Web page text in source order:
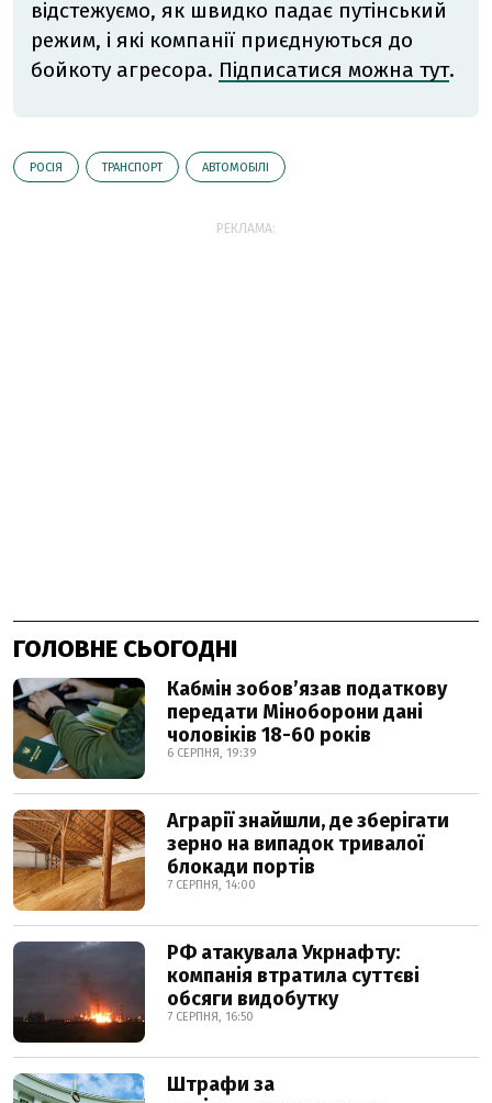
відстежуємо, як швидко падає путінський
режим, і які компанії приєднуються до
бойкоту агресора. Підписатися можна тут.
РОСІЯ ТРАНСПОРТ АВТОМОБІЛІ
РЕКЛАМА:
ГОЛОВНЕ СЬОГОДНІ
Кабмін зобовʼязав податкову
передати Міноборони дані
чоловіків 18-60 років
6 СЕРПНЯ, 19:39
Аграрії знайшли, де зберігати
зерно на випадок тривалої
блокади портів
7 СЕРПНЯ, 14:00
РФ атакувала Укрнафту:
компанія втратила суттєві
обсяги видобутку
7 СЕРПНЯ, 16:50
Штрафи за